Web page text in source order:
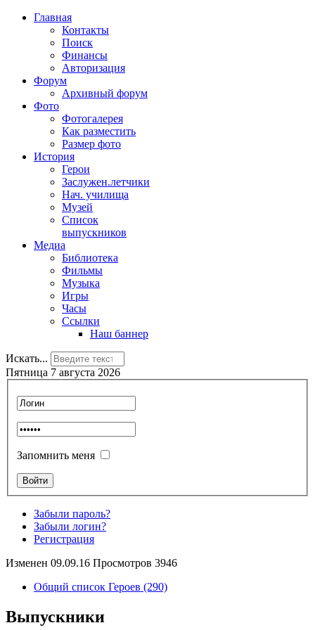
Главная
Контакты
Поиск
Финансы
Авторизация
Форум
Архивный форум
Фото
Фотогалерея
Как разместить
Размер фото
История
Герои
Заслужен.летчики
Нач. училища
Музей
Список
выпускников
Медиа
Библиотека
Фильмы
Музыка
Игры
Часы
Ссылки
Наш баннер
Искать...
Пятница 7 августа 2026
Запомнить меня
Забыли пароль?
Забыли логин?
Регистрация
Изменен 09.09.16 Просмотров 3946
Общий список Героев (290)
Выпускники